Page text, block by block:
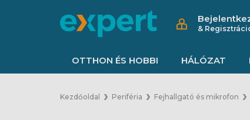
&
OTTHON ÉS HOBBI HÁLÓZAT
Kezdőoldal Periféria Fejhallgató és mikrofon